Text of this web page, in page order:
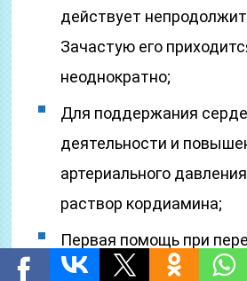
действует
Зачастую его
неоднократно;
Для поддержания
деятельности и
артериального
раствор кордиамина;
Первая помощь при
психостимуляторами, в